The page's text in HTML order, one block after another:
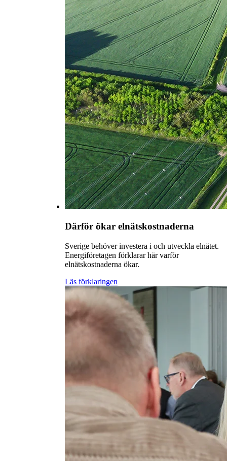
Därför ökar elnätskostnaderna
Sverige behöver investera i och utveckla elnätet.
Energiföretagen förklarar här varför
elnätskostnaderna ökar.
Läs förklaringen